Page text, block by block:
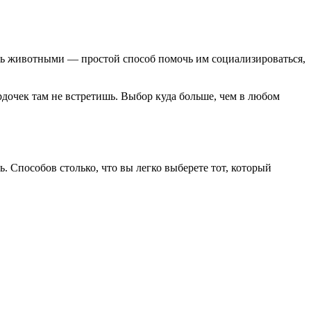
— простой способ помочь им социализироваться,
там не встретишь. Выбор куда больше, чем в любом
столько, что вы легко выберете тот, который